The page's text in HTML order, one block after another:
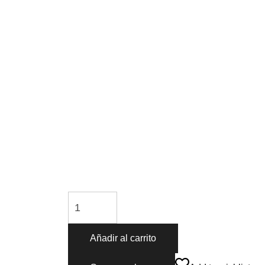
Añadir al carrito